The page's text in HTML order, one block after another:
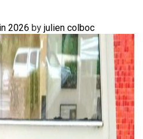
2026 by julien colboc